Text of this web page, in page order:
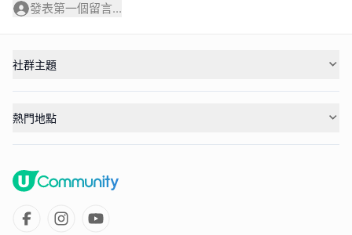
發表第一個留言...
社群主題
熱門地點